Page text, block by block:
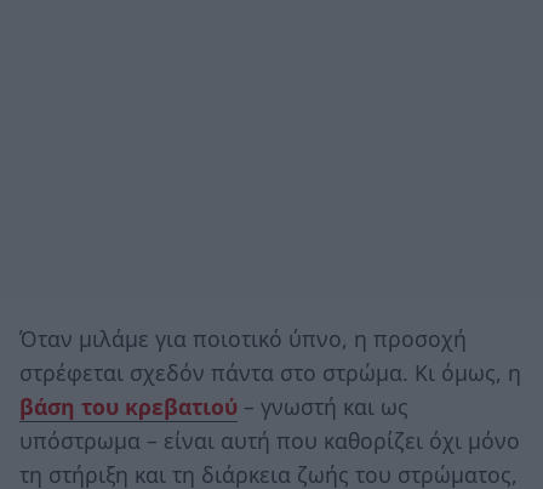
Όταν μιλάμε για ποιοτικό ύπνο, η προσοχή
στρέφεται σχεδόν πάντα στο στρώμα. Κι όμως, η
βάση του κρεβατιού – γνωστή και ως
υπόστρωμα – είναι αυτή που καθορίζει όχι μόνο
τη στήριξη και τη διάρκεια ζωής του στρώματος,